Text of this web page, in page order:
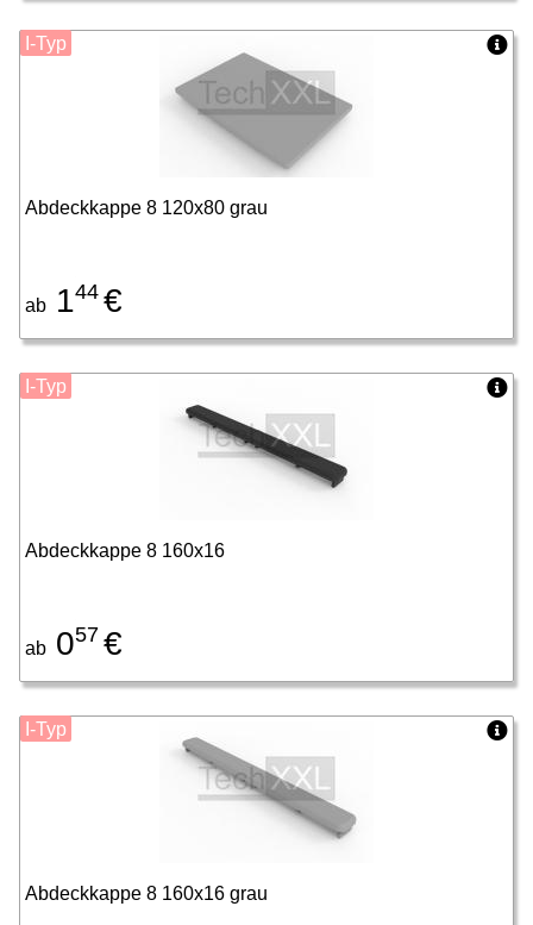
Abdeckkappe 8 120x80 grau
ab 144 €
I-Typ
Abdeckkappe 8 160x16
ab 057 €
I-Typ
Abdeckkappe 8 160x16 grau
I-Typ